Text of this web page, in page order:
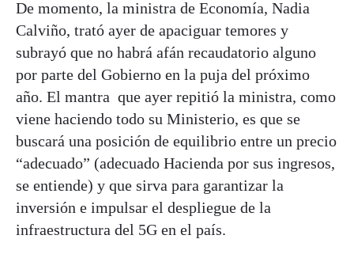
De momento, la ministra de Economía, Nadia
Calviño, trató ayer de apaciguar temores y
subrayó que no habrá afán recaudatorio alguno
por parte del Gobierno en la puja del próximo
año. El mantra que ayer repitió la ministra, como
viene haciendo todo su Ministerio, es que se
buscará una posición de equilibrio entre un precio
“adecuado” (adecuado Hacienda por sus ingresos,
se entiende) y que sirva para garantizar la
inversión e impulsar el despliegue de la
infraestructura del 5G en el país.